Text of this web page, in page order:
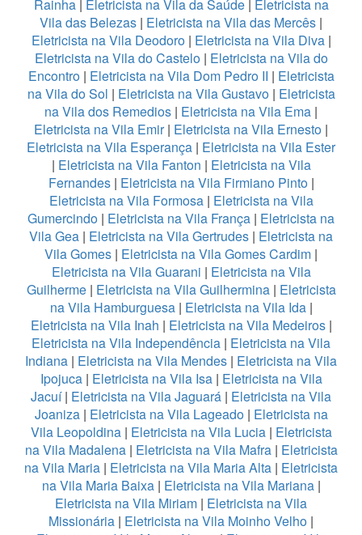
Rainha | Eletricista na Vila da Saúde| Eletricista na
Vila das Belezas | Eletricista na Vila das Mercês |
Eletricista na Vila Deodoro| Eletricista na Vila Diva|
Eletricista na Vila do Castelo| Eletricista na Vila do
Encontro| Eletricista na Vila Dom Pedro II | Eletricista
na Vila do Sol | Eletricista na Vila Gustavo| Eletricista
na Vila dos Remedios | Eletricista na Vila Ema |
Eletricista na Vila Emir| Eletricista na Vila Ernesto |
Eletricista na Vila Esperança | Eletricista na Vila Ester
| Eletricista na Vila Fanton | Eletricista na Vila
Fernandes| Eletricista na Vila Firmiano Pinto|
Eletricista na Vila Formosa| Eletricista na Vila
Gumercindo | Eletricista na Vila França | Eletricista na
Vila Gea | Eletricista na Vila Gertrudes | Eletricista na
Vila Gomes | Eletricista na Vila Gomes Cardim |
Eletricista na Vila Guarani | Eletricista na Vila
Guilherme| Eletricista na Vila Guilhermina| Eletricista
na Vila Hamburguesa| Eletricista na Vila Ida|
Eletricista na Vila Inah | Eletricista na Vila Medeiros|
Eletricista na Vila Independência | Eletricista na Vila
Indiana | Eletricista na Vila Mendes | Eletricista na Vila
Ipojuca| Eletricista na Vila Isa| Eletricista na Vila
Jacuí| Eletricista na Vila Jaguará | Eletricista na Vila
Joaniza| Eletricista na Vila Lageado| Eletricista na
Vila Leopoldina| Eletricista na Vila Lucia| Eletricista
na Vila Madalena| Eletricista na Vila Mafra | Eletricista
na Vila Maria | Eletricista na Vila Maria Alta | Eletricista
na Vila Maria Baixa| Eletricista na Vila Mariana|
Eletricista na Vila Miriam | Eletricista na Vila
Missionária | Eletricista na Vila Moinho Velho |